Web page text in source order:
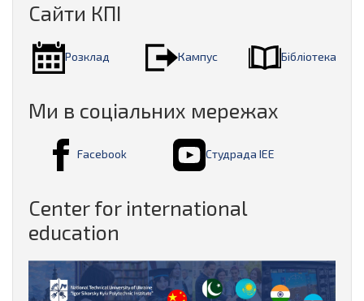
Сайти КПІ
Розклад Кампус Бібліотека
Ми в соціальних мережах
Facebook Студрада ІЕЕ
Center for international
education